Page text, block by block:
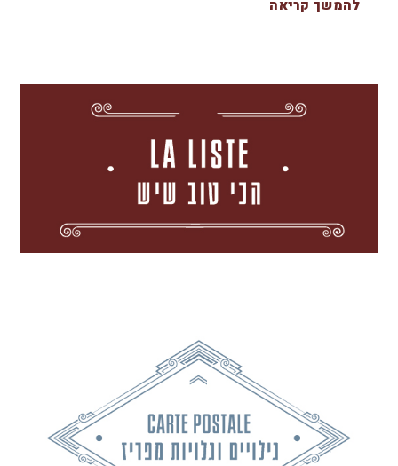
להמשך קריאה